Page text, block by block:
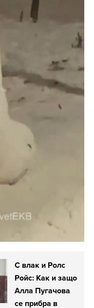
С влак и Ролс
Ройс: Как и защо
Алла Пугачова
се прибра в